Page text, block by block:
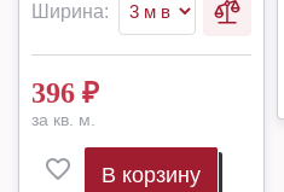
Ширина:
396 ₽
за кв. м.
В корзину